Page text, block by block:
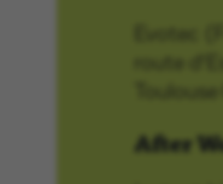
After